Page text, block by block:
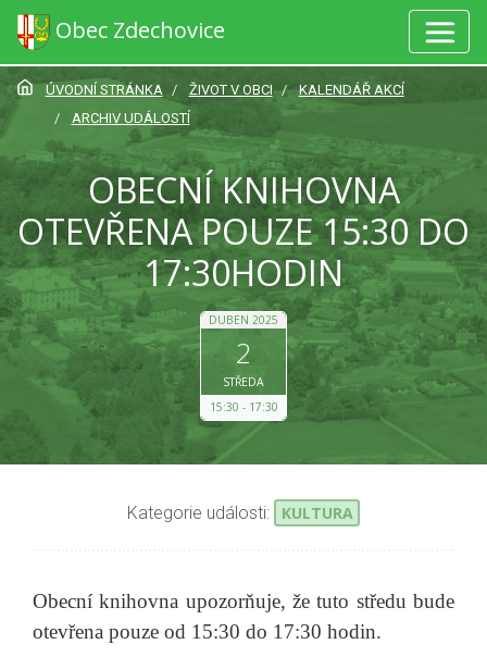
Obec Zdechovice
ÚVODNÍ STRÁNKA ŽIVOT V OBCI
KALENDÁŘ AKCÍ
ARCHIV UDÁLOSTÍ
OBECNÍ KNIHOVNA
OTEVŘENA POUZE 15:30 DO
17:30HODIN
DUBEN 2025
2
STŘEDA
15:30
17:30
Kategorie události: KULTURA
Obecní knihovna upozorňuje, že tuto středu bude
otevřena pouze od 15:30 do 17:30 hodin.